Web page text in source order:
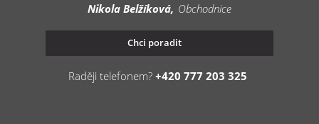
Nikola Belžíková Obchodnice
Chci poradit
Raději telefonem? +420 777 203 325